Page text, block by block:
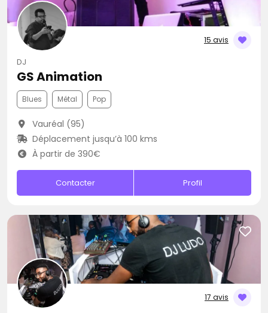
15 avis
DJ
GS Animation
Blues Métal Pop
Vauréal (95)
Déplacement jusqu’à 100 kms
À partir de 390€
Contacter Profil
17 avis